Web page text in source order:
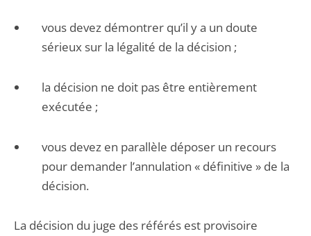
vous devez démontrer qu’il y a un doute
sérieux sur la légalité de la décision ;
la décision ne doit pas être entièrement
exécutée ;
vous devez en parallèle déposer un recours
pour demander l’annulation « définitive » de la
décision.
La décision du juge des référés est provisoire